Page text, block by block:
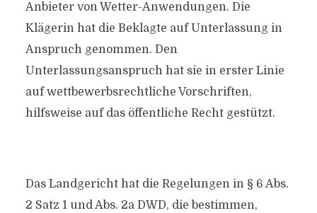
Anbieter von Wetter-Anwendungen. Die
Klägerin hat die Beklagte auf Unterlassung in
Anspruch genommen. Den
Unterlassungsanspruch hat sie in erster Linie
auf wettbewerbsrechtliche Vorschriften,
hilfsweise auf das öffentliche Recht gestützt.
Das Landgericht hat die Regelungen in § 6 Abs.
2 Satz 1 und Abs. 2a DWD, die bestimmen,